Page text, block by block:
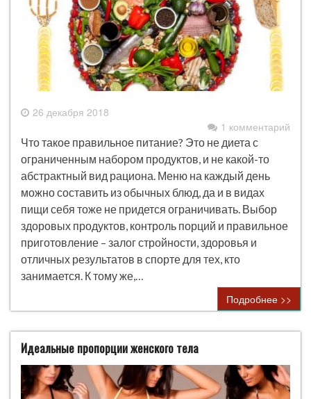
26 декабря 2018
1 комментарий
Что такое правильное питание? Это не диета с
ограниченным набором продуктов, и не какой-то
абстрактный вид рациона. Меню на каждый день
можно составить из обычных блюд, да и в видах
пищи себя тоже не придется ограничивать. Выбор
здоровых продуктов, контроль порций и правильное
приготовление – залог стройности, здоровья и
отличных результатов в спорте для тех, кто
занимается. К тому же,…
Подробнее >>
Идеальные пропорции женского тела